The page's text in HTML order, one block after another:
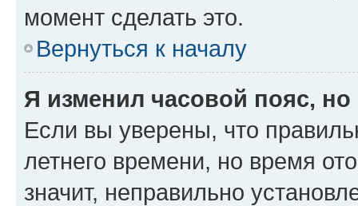
момент сделать это.
Вернуться к началу
Я изменил часовой пояс,
Если вы уверены, что
летнего времени, но время
значит, неправильно